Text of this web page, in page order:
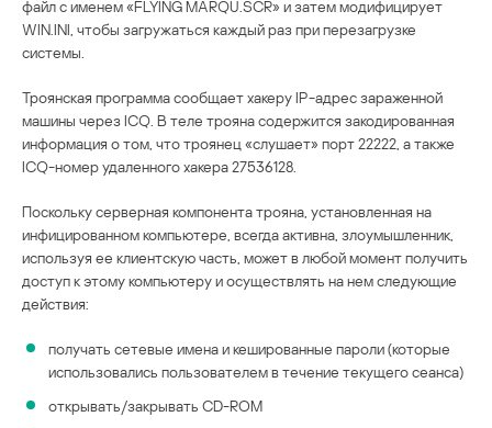
файл с именем «FLYING MARQU.SCR» и затем модифицирует
WIN.INI, чтобы загружаться каждый раз при перезагрузке
системы.
Троянская программа сообщает хакеру IP-адрес зараженной
машины через ICQ. В теле трояна содержится закодированная
информация о том, что троянец «слушает» порт 22222, а также
ICQ-номер удаленного хакера 27536128.
Поскольку серверная компонента трояна, установленная на
инфицированном компьютере, всегда активна, злоумышленник,
используя ее клиентскую часть, может в любой момент получить
доступ к этому компьютеру и осуществлять на нем следующие
действия:
получать сетевые имена и кешированные пароли (которые
использовались пользователем в течение текущего сеанса)
открывать/закрывать CD-ROM